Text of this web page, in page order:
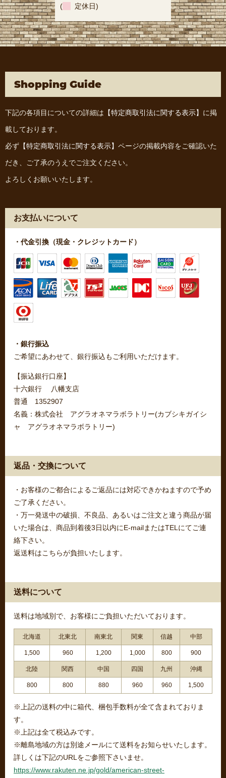
( 定休日)
Shopping Guide
下記の各項目についての詳細は 【特定商取引法に関する表示】 に掲
載しております。
必ず 【特定商取引法に関する表示】 ページの掲載内容をご確認いた
だき、ご了承のうえでご注文ください。
よろしくお願いいたします。
お支払いについて
・代金引換（現金・クレジットカード）
・銀行振込
ご希望にあわせて、銀行振込もご利用いただけます。
【振込銀行口座】
十六銀行 八幡支店
普通 1352907
名義：株式会社 アグラオネマラボラトリー(カブシキガイシ
ャ アグラオネマラボラトリー)
返品・交換について
・お客様のご都合によるご返品には対応できかねますので予め
ご了承ください。
・万一発送中の破損、不良品、あるいはご注文と違う商品が届
いた場合は、商品到着後3日以内にE-mailまたはTELにてご連
絡下さい。
返送料はこちらが負担いたします。
送料について
送料は地域別で、お客様にご負担いただいております。
北海道 北東北 南東北 関東 信越 中部
1,500 960 1,200 1,000 800 900
北陸 関西 中国 四国 九州 沖縄
800 800 880 960 960 1,500
※上記の送料の中に箱代、梱包手数料が全て含まれておりま
す。
※上記は全て税込みです。
※離島地域の方は別途メールにて送料をお知らせいたします。
詳しくは下記のURLをご参照下さいませ。
https://www.rakuten.ne.jp/gold/american-street-